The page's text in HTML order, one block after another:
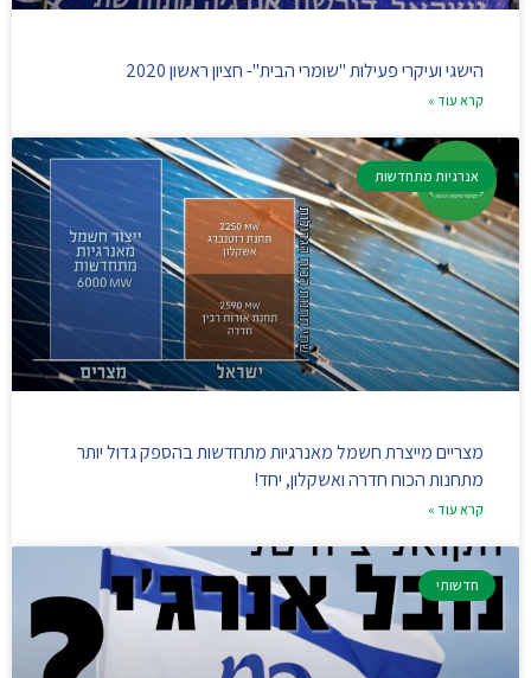
הישגי ועיקרי פעילות "שומרי הבית"- חציון ראשון 2020
קרא עוד »
אנרגיות מתחדשות
מצריים מייצרת חשמל מאנרגיות מתחדשות בהספק גדול יותר
מתחנות הכוח חדרה ואשקלון, יחד!
קרא עוד »
חדשותי